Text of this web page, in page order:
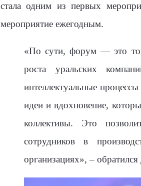
стала одним из первых
мероприятие ежегодным.
«По сути, форум — это
роста уральских
интеллектуальные
идеи и вдохновение,
коллективы. Это
сотрудников в
организациях», –